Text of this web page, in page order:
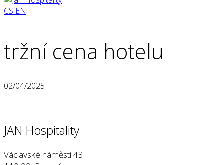
CS EN
tržní cena hotelu
02/04/2025
JAN Hospitality
Václavské náměstí 43